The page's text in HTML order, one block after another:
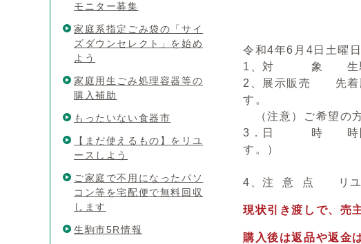
令和4年6月4日土曜
1、対 象 生駒市
2、展示販売 先着順
す。
（注意）ご希望の
3．日 時 時間は、
す。）
時間内に
4、注 意 点 リユー
現状引き渡しで、売
購入後は返品や返金
モニター募集
家庭系指定ごみ袋の「サイ
ズダウンセレクト」を始め
よう
家庭用生ごみ処理容器等の
購入補助
もったいない食器市
【まだ使えるもの】をリユ
ースしよう
ご家庭で不用になったパソ
コン等を宅配便で無料回収
します
生駒市5R情報